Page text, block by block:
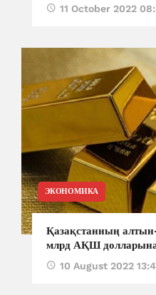
11 October 2022
ЭКОНОМИКА
Қазақстанның
млрд АҚШ долларына
10 August 2022